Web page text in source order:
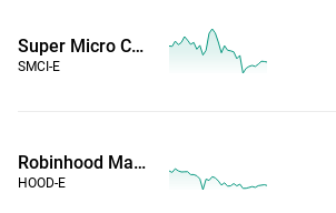
Super Micro Computer Inc (Horario ampliado)
SMCI-E
Robinhood Markets Inc (Horario ampliado)
HOOD-E